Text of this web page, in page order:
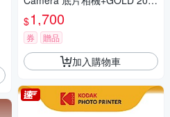
底片組
$1,700
券 贈品
加入購物車